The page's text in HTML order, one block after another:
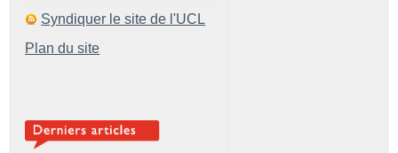
Syndiquer le site de l'UCL
Plan du site